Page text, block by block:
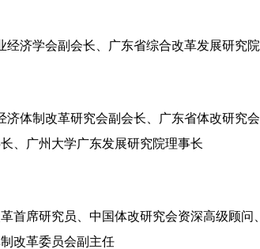
经济学会副会长、广东省综合改革发展研究
济体制改革研究会副会长、
广东省体改研究
、广州大学广东发展研究院理事长
首席研究员、 中国体改研究会资深高级顾问
改革委员会副主任